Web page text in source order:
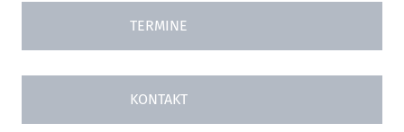
TERMINE
KONTAKT